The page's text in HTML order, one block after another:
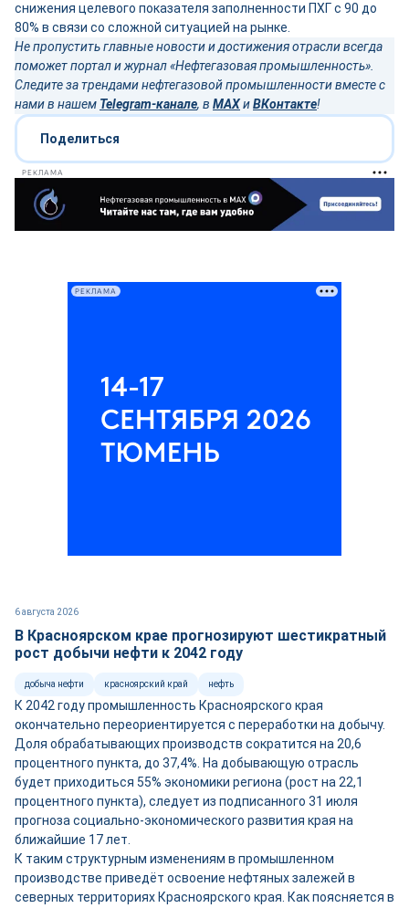
снижения целевого показателя заполненности ПХГ с 90 до
80% в связи со сложной ситуацией на рынке.
Не пропустить главные новости и достижения отрасли всегда
поможет портал и журнал «Нефтегазовая промышленность».
Следите за трендами нефтегазовой промышленности вместе с
нами в нашем Telegram-канале, в MAXиВКонтакте!
Поделиться
РЕКЛАМА
6 августа 2026
В Красноярском крае прогнозируют шестикратный
рост добычи нефти к 2042 году
добыча нефти красноярский край нефть
К 2042 году промышленность Красноярского края
окончательно переориентируется с переработки на добычу.
Доля обрабатывающих производств сократится на 20,6
процентного пункта, до 37,4%. На добывающую отрасль
будет приходиться 55% экономики региона (рост на 22,1
процентного пункта), следует из подписанного 31 июля
прогноза социально-экономического развития края на
ближайшие 17 лет.
К таким структурным изменениям в промышленном
производстве приведёт освоение нефтяных залежей в
северных территориях Красноярского края. Как поясняется в
РЕКЛАМА